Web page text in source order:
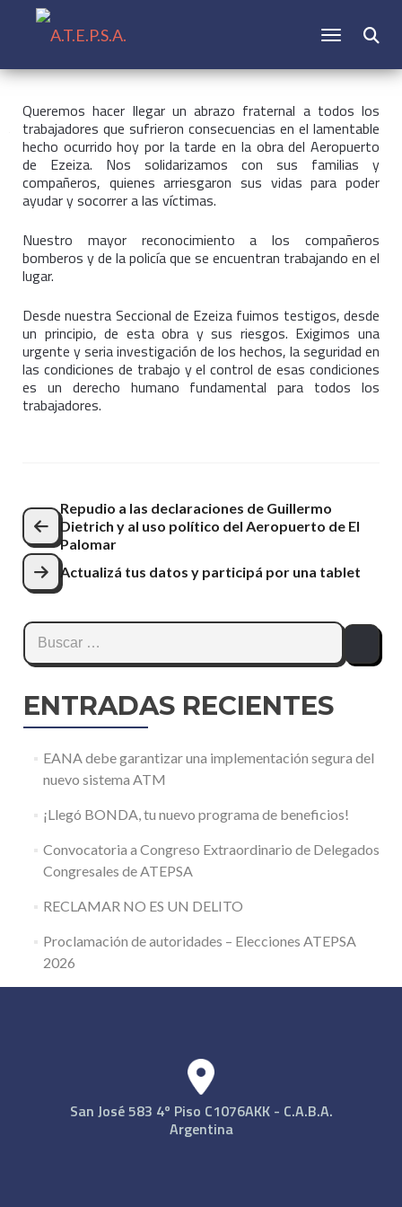
CAMBIAR
Queremos hacer llegar un abrazo fraternal a todos los
trabajadores que sufrieron consecuencias en el lamentable
hecho ocurrido hoy por la tarde en la obra del Aeropuerto
de Ezeiza. Nos solidarizamos con sus familias y
compañeros, quienes arriesgaron sus vidas para poder
ayudar y socorrer a las víctimas.
Nuestro mayor reconocimiento a los compañeros
bomberos y de la policía que se encuentran trabajando en el
lugar.
Desde nuestra Seccional de Ezeiza fuimos testigos, desde
un principio, de esta obra y sus riesgos. Exigimos una
urgente y seria investigación de los hechos, la seguridad en
las condiciones de trabajo y el control de esas condiciones
es un derecho humano fundamental para todos los
trabajadores.
Navegación
de
entradas
Repudio a las declaraciones de Guillermo
Dietrich y al uso político del Aeropuerto de El
Palomar
Actualizá tus datos y participá por una tablet
Buscar:
ENTRADAS RECIENTES
EANA debe garantizar una implementación segura del
nuevo sistema ATM
¡Llegó BONDA, tu nuevo programa de beneficios!
Convocatoria a Congreso Extraordinario de Delegados
Congresales de ATEPSA
RECLAMAR NO ES UN DELITO
Proclamación de autoridades – Elecciones ATEPSA
2026
San José 583 4º Piso C1076AKK - C.A.B.A.
Argentina